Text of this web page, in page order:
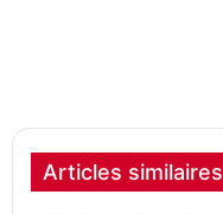
Articles similaires